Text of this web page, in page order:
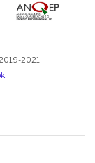
2019-2021